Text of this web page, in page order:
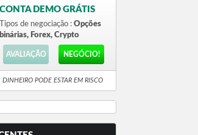
CONTA DEMO GRÁTIS
Tipos de negociação : Opções
binárias, Forex, Crypto
AVALIAÇÃO NEGÓCIO!
PODE ESTAR EM RISCO